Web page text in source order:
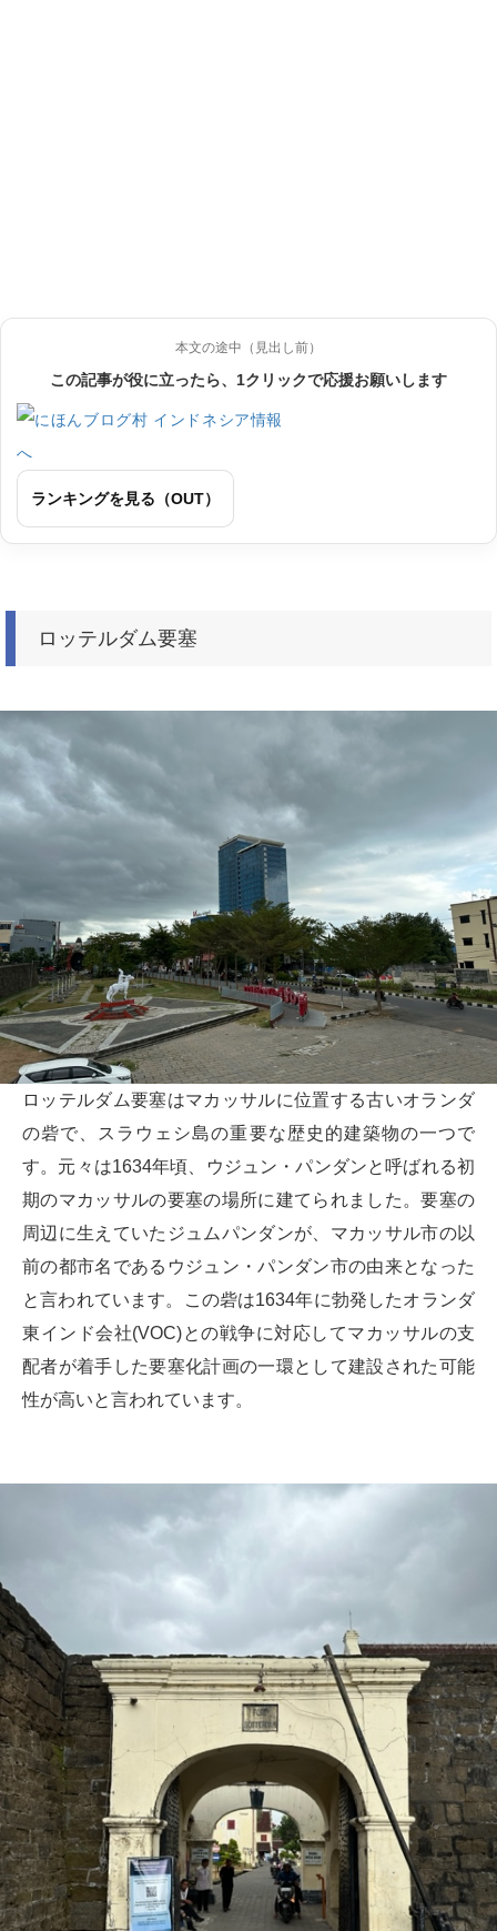
本文の途中（見出し前）
この記事が役に立ったら、1クリックで応援お願いします
ランキングを見る（OUT）
ロッテルダム要塞
ロッテルダム要塞はマカッサルに位置する古いオランダ
の砦で、スラウェシ島の重要な歴史的建築物の一つで
す。元々は1634年頃、ウジュン・パンダンと呼ばれる初
期のマカッサルの要塞の場所に建てられました。要塞の
周辺に生えていたジュムパンダンが、マカッサル市の以
前の都市名であるウジュン・パンダン市の由来となった
と言われています。この砦は1634年に勃発したオランダ
東インド会社(VOC)との戦争に対応してマカッサルの支
配者が着手した要塞化計画の一環として建設された可能
性が高いと言われています。